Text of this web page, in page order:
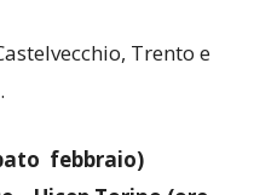
Trento e
febbraio)